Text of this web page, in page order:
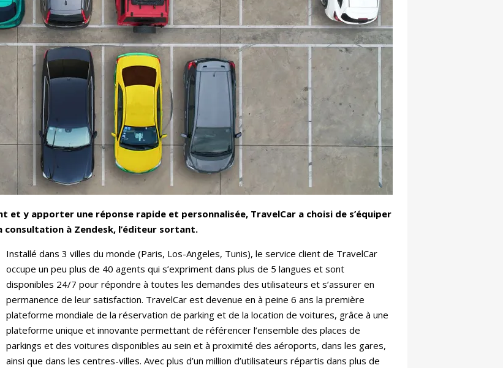
et y apporter une réponse rapide et personnalisée, TravelCar a choisi de s’équiper
consultation à Zendesk, l’éditeur sortant.
Installé dans 3 villes du monde (Paris, Los-Angeles, Tunis), le service client de TravelCar
occupe un peu plus de 40 agents qui s’expriment dans plus de 5 langues et sont
disponibles 24/7 pour répondre à toutes les demandes des utilisateurs et s’assurer en
permanence de leur satisfaction. TravelCar est devenue en à peine 6 ans la première
plateforme mondiale de la réservation de parking et de la location de voitures, grâce à une
plateforme unique et innovante permettant de référencer l’ensemble des places de
parkings et des voitures disponibles au sein et à proximité des aéroports, dans les gares,
ainsi que dans les centres-villes. Avec plus d’un million d’utilisateurs répartis dans plus de